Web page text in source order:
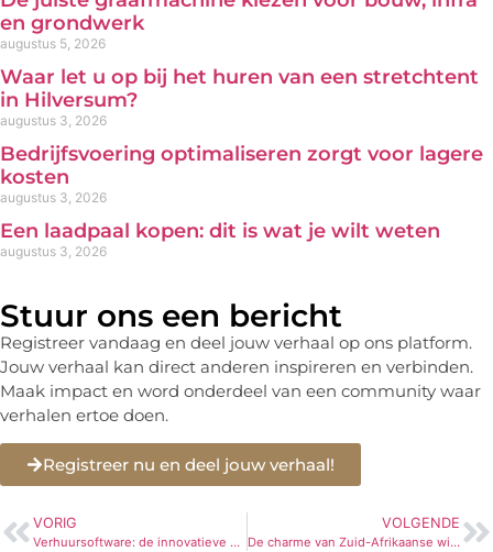
en grondwerk
augustus 5, 2026
Waar let u op bij het huren van een stretchtent
in Hilversum?
augustus 3, 2026
Bedrijfsvoering optimaliseren zorgt voor lagere
kosten
augustus 3, 2026
Een laadpaal kopen: dit is wat je wilt weten
augustus 3, 2026
Stuur ons een bericht
Registreer vandaag en deel jouw verhaal op ons platform.
Jouw verhaal kan direct anderen inspireren en verbinden.
Maak impact en word onderdeel van een community waar
verhalen ertoe doen.
Registreer nu en deel jouw verhaal!
VORIG
Verhuursoftware: de innovatieve kracht in vastgoedbeheer
VOLGENDE
De charme van Zuid-Afrikaanse wijn